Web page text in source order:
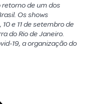
de um dos
Os shows
e 11 de setembro de
do Rio de Janeiro.
19, a organização do